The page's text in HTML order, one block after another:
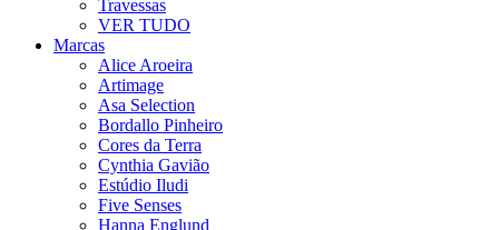
Travessas
VER TUDO
Marcas
Alice Aroeira
Artimage
Asa Selection
Bordallo Pinheiro
Cores da Terra
Cynthia Gavião
Estúdio Iludi
Five Senses
Hanna Englund